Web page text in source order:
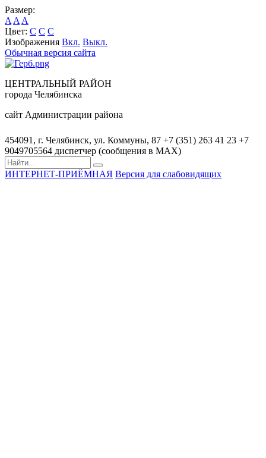
Размер:
A A A
Цвет: C C C
Изображения Вкл. Выкл.
Обычная версия сайта
ЦЕНТРАЛЬНЫЙ РАЙОН
города Челябинска
сайт Администрации района
454091, г. Челябинск, ул. Коммуны, 87 +7 (351) 263 41 23 +7
9049705564 диспетчер (сообщения в MAX)
ИНТЕРНЕТ-ПРИЁМНАЯ Версия для слабовидящих